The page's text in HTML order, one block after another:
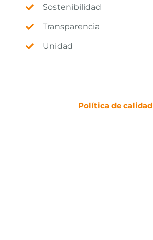
Sostenibilidad
Transparencia
Unidad
Política de calidad